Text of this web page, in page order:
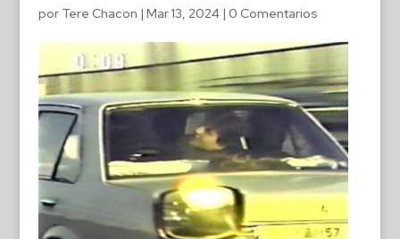
por Tere Chacon | Mar 13, 2024| 0 Comentarios